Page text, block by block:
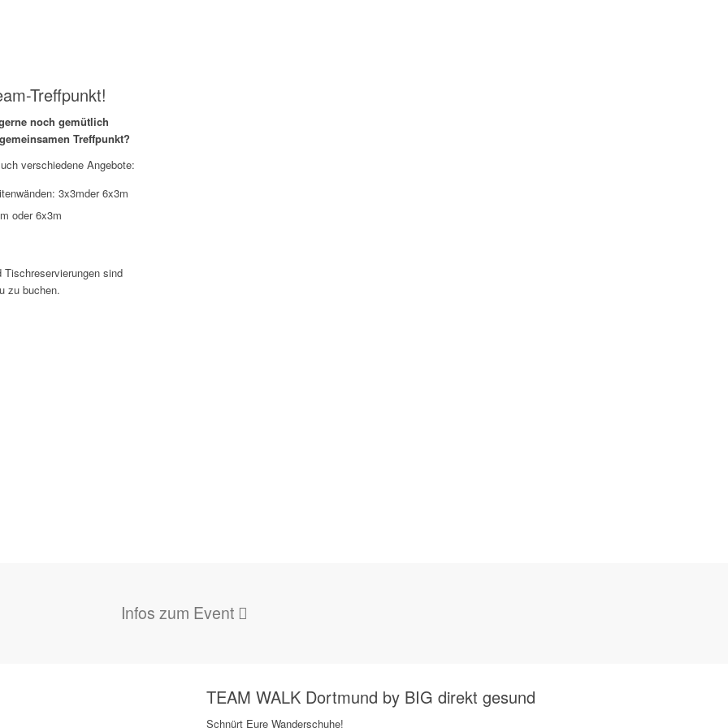
Treffpunkt!
noch gemütlich
Treffpunkt?
verschiedene Angebote:
3x3mder 6x3m
oder 6x3m
sind
zu buchen.
Infos zum Event
TEAM WALK Dortmund by BIG direkt gesund
Schnürt Eure Wanderschuhe!